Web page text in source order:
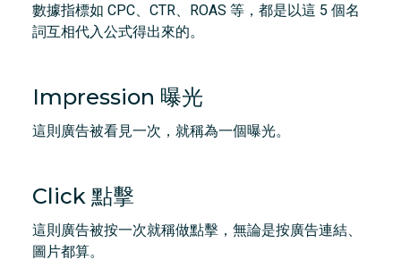
數據指標如 CPC、CTR、ROAS 等，都是以這 5 個名
詞互相代入公式得出來的。
Impression 曝光
這則廣告被看見一次，就稱為一個曝光。
Click 點擊
這則廣告被按一次就稱做點擊，無論是按廣告連結、
圖片都算。